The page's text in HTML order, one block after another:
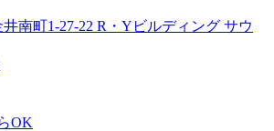
南町1-27-22 R・Yビルディング サウ
OK